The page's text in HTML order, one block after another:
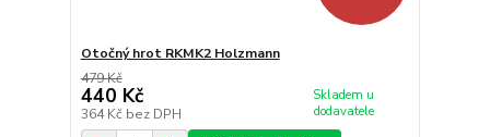
Otočný hrot RKMK2 Holzmann
479 Kč
440 Kč
364 Kč bez DPH
Skladem u
dodavatele